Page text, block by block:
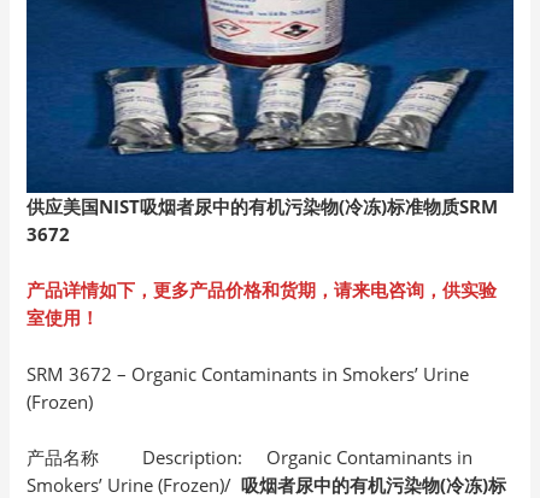
供应美国NIST吸烟者尿中的有机污染物(冷冻)标准物质SRM
3672
产品详情如下，更多产品价格和货期，请来电咨询，供实验
室使用！
SRM 3672 – Organic Contaminants in Smokers’ Urine
(Frozen)
产品名称 Description: Organic Contaminants in
Smokers’ Urine (Frozen)/吸烟者尿中的有机污染物(冷冻)标